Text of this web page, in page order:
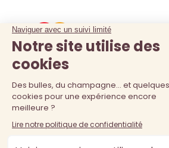
La vente d'alcool est interdite au
d'alcool est dangereux pour la
modération.